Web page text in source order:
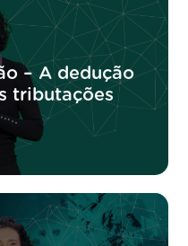
– A dedução
tributações